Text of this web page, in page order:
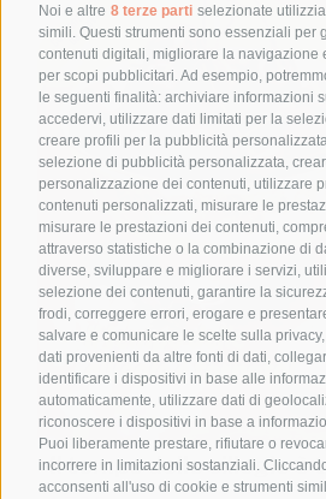
Noi e altre 8 terze parti selezionate
simili. Questi strumenti sono essenziali per
contenuti digitali, migliorare la navigazione
per scopi pubblicitari. Ad esempio,
le seguenti finalità: archiviare informazioni
accedervi, utilizzare dati limitati per la
creare profili per la pubblicità
selezione di pubblicità personalizzata,
personalizzazione dei contenuti, utilizzare
contenuti personalizzati, misurare le
misurare le prestazioni dei contenuti,
attraverso statistiche o la combinazione di
diverse, sviluppare e migliorare i servizi,
selezione dei contenuti, garantire la
frodi, correggere errori, erogare e
salvare e comunicare le scelte sulla
dati provenienti da altre fonti di dati,
identificare i dispositivi in base alle
automaticamente, utilizzare dati di
riconoscere i dispositivi in base a
Puoi liberamente prestare, rifiutare o
incorrere in limitazioni sostanziali.
acconsenti all'uso di cookie e strumenti
Il tempo delle ciliegie è